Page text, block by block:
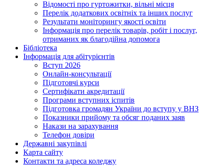
Відомості про гуртожитки, вільні місця
Перелік додаткових освітніх та інших послуг
Результати моніторингу якості освіти
Інформація про перелік товарів, робіт і послуг,
отриманих як благодійна допомога
Бібліотека
Інформація для абітурієнтів
Вступ 2026
Онлайн-консультації
Підготовчі курси
Сертифікати акредитації
Програми вступних іспитів
Підготовка громадян України до вступу у ВНЗ
Показники прийому та обсяг поданих заяв
Накази на зарахування
Телефон довіри
Державні закупівлі
Карта сайту
Контакти та адреса коледжу